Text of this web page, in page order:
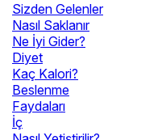
Sizden Gelenler
Nasıl Saklanır
Ne İyi Gider?
Diyet
Kaç Kalori?
Beslenme
Faydaları
İç